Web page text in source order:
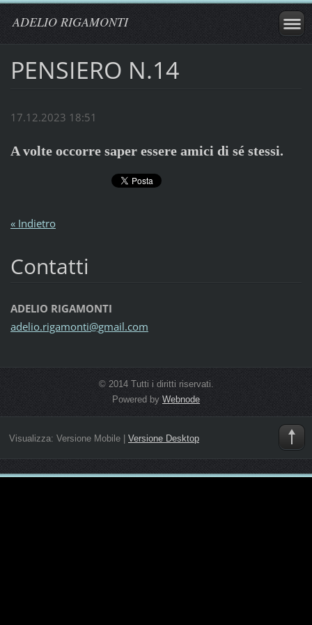
ADELIO RIGAMONTI
PENSIERO N.14
17.12.2023 18:51
A volte occorre saper essere amici di sé stessi.
« Indietro
Contatti
ADELIO RIGAMONTI
adelio.rigamonti@gmail.com
© 2014 Tutti i diritti riservati.
Powered by Webnode
Visualizza: Versione Mobile| Versione Desktop